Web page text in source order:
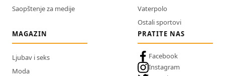
Saopštenje za medije
Vaterpolo
Ostali sportovi
MAGAZIN
Ljubav i seks
Moda
PRATITE NAS
Facebook
Instagram